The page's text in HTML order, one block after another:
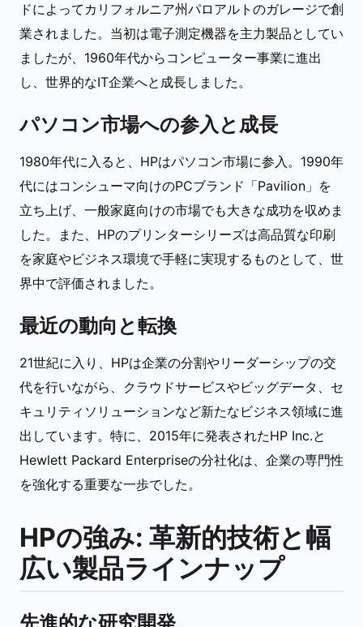
ドによってカリフォルニア州パロアルトのガレージで創
業されました。当初は電子測定機器を主力製品としてい
ましたが、1960年代からコンピューター事業に進出
し、世界的なIT企業へと成長しました。
パソコン市場への参入と成長
1980年代に入ると、HPはパソコン市場に参入。1990年
代にはコンシューマ向けのPCブランド「Pavilion」を
立ち上げ、一般家庭向けの市場でも大きな成功を収めま
した。また、HPのプリンターシリーズは高品質な印刷
を家庭やビジネス環境で手軽に実現するものとして、世
界中で評価されました。
最近の動向と転換
21世紀に入り、HPは企業の分割やリーダーシップの交
代を行いながら、クラウドサービスやビッグデータ、セ
キュリティソリューションなど新たなビジネス領域に進
出しています。特に、2015年に発表されたHP Inc.と
Hewlett Packard Enterpriseの分社化は、企業の専門性
を強化する重要な一歩でした。
HPの強み: 革新的技術と幅
広い製品ラインナップ